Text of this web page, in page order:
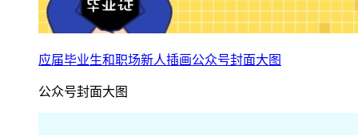
应届毕业生和职场新人插画公众号封面大图
公众号封面大图